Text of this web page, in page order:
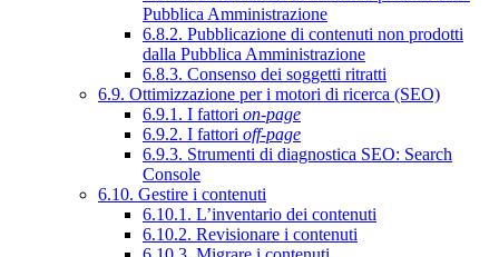
Pubblica Amministrazione
6.8.2. Pubblicazione di contenuti non prodotti
dalla Pubblica Amministrazione
6.8.3. Consenso dei soggetti ritratti
6.9. Ottimizzazione per i motori di ricerca (SEO)
6.9.1. I fattori on-page
6.9.2. I fattori off-page
6.9.3. Strumenti di diagnostica SEO: Search
Console
6.10. Gestire i contenuti
6.10.1. L’inventario dei contenuti
6.10.2. Revisionare i contenuti